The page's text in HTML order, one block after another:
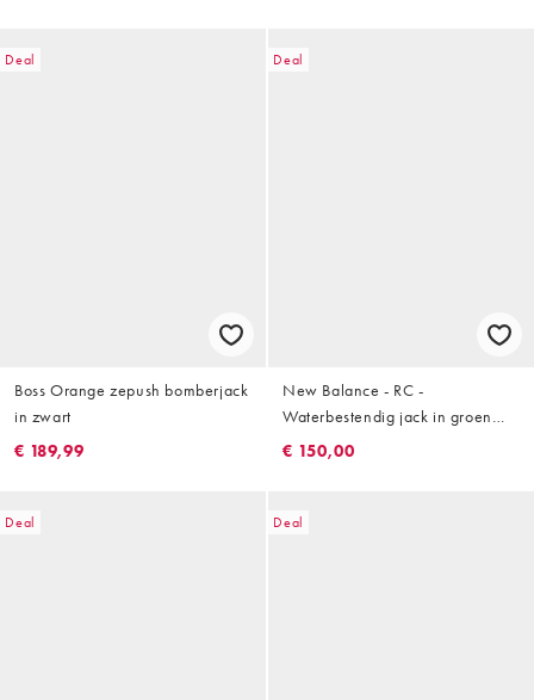
Deal
Boss Orange zepush bomberjack
in zwart
€ 189,99
Deal
New Balance - RC -
Waterbestendig jack in groen
multi
€ 150,00
Deal Deal